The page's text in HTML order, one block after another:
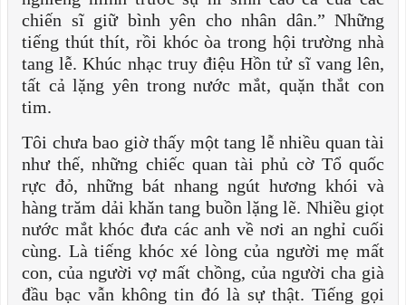
chiến sĩ giữ bình yên cho nhân dân.” Những
tiếng thút thít, rồi khóc òa trong hội trường nhà
tang lễ. Khúc nhạc truy điệu Hồn tử sĩ vang lên,
tất cả lặng yên trong nước mắt, quặn thắt con
tim.
Tôi chưa bao giờ thấy một tang lễ nhiều quan tài
như thế, những chiếc quan tài phủ cờ Tổ quốc
rực đỏ, những bát nhang ngút hương khói và
hàng trăm dải khăn tang buồn lặng lẽ. Nhiều giọt
nước mắt khóc đưa các anh về nơi an nghỉ cuối
cùng. Là tiếng khóc xé lòng của người mẹ mất
con, của người vợ mất chồng, của người cha già
đầu bạc vẫn không tin đó là sự thật. Tiếng gọi